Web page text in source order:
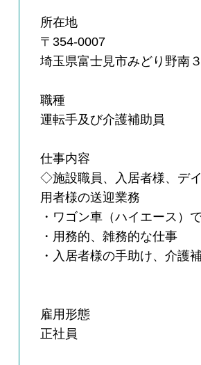
所在地
〒354-0007
埼玉県富士見市みどり野南
職種
運転手及び介護補助員
仕事内容
◇施設職員、入居者様、デ
用者様の送迎業務
・ワゴン車（ハイエース）
・用務的、雑務的な仕事
・入居者様の手助け、介護
雇用形態
正社員